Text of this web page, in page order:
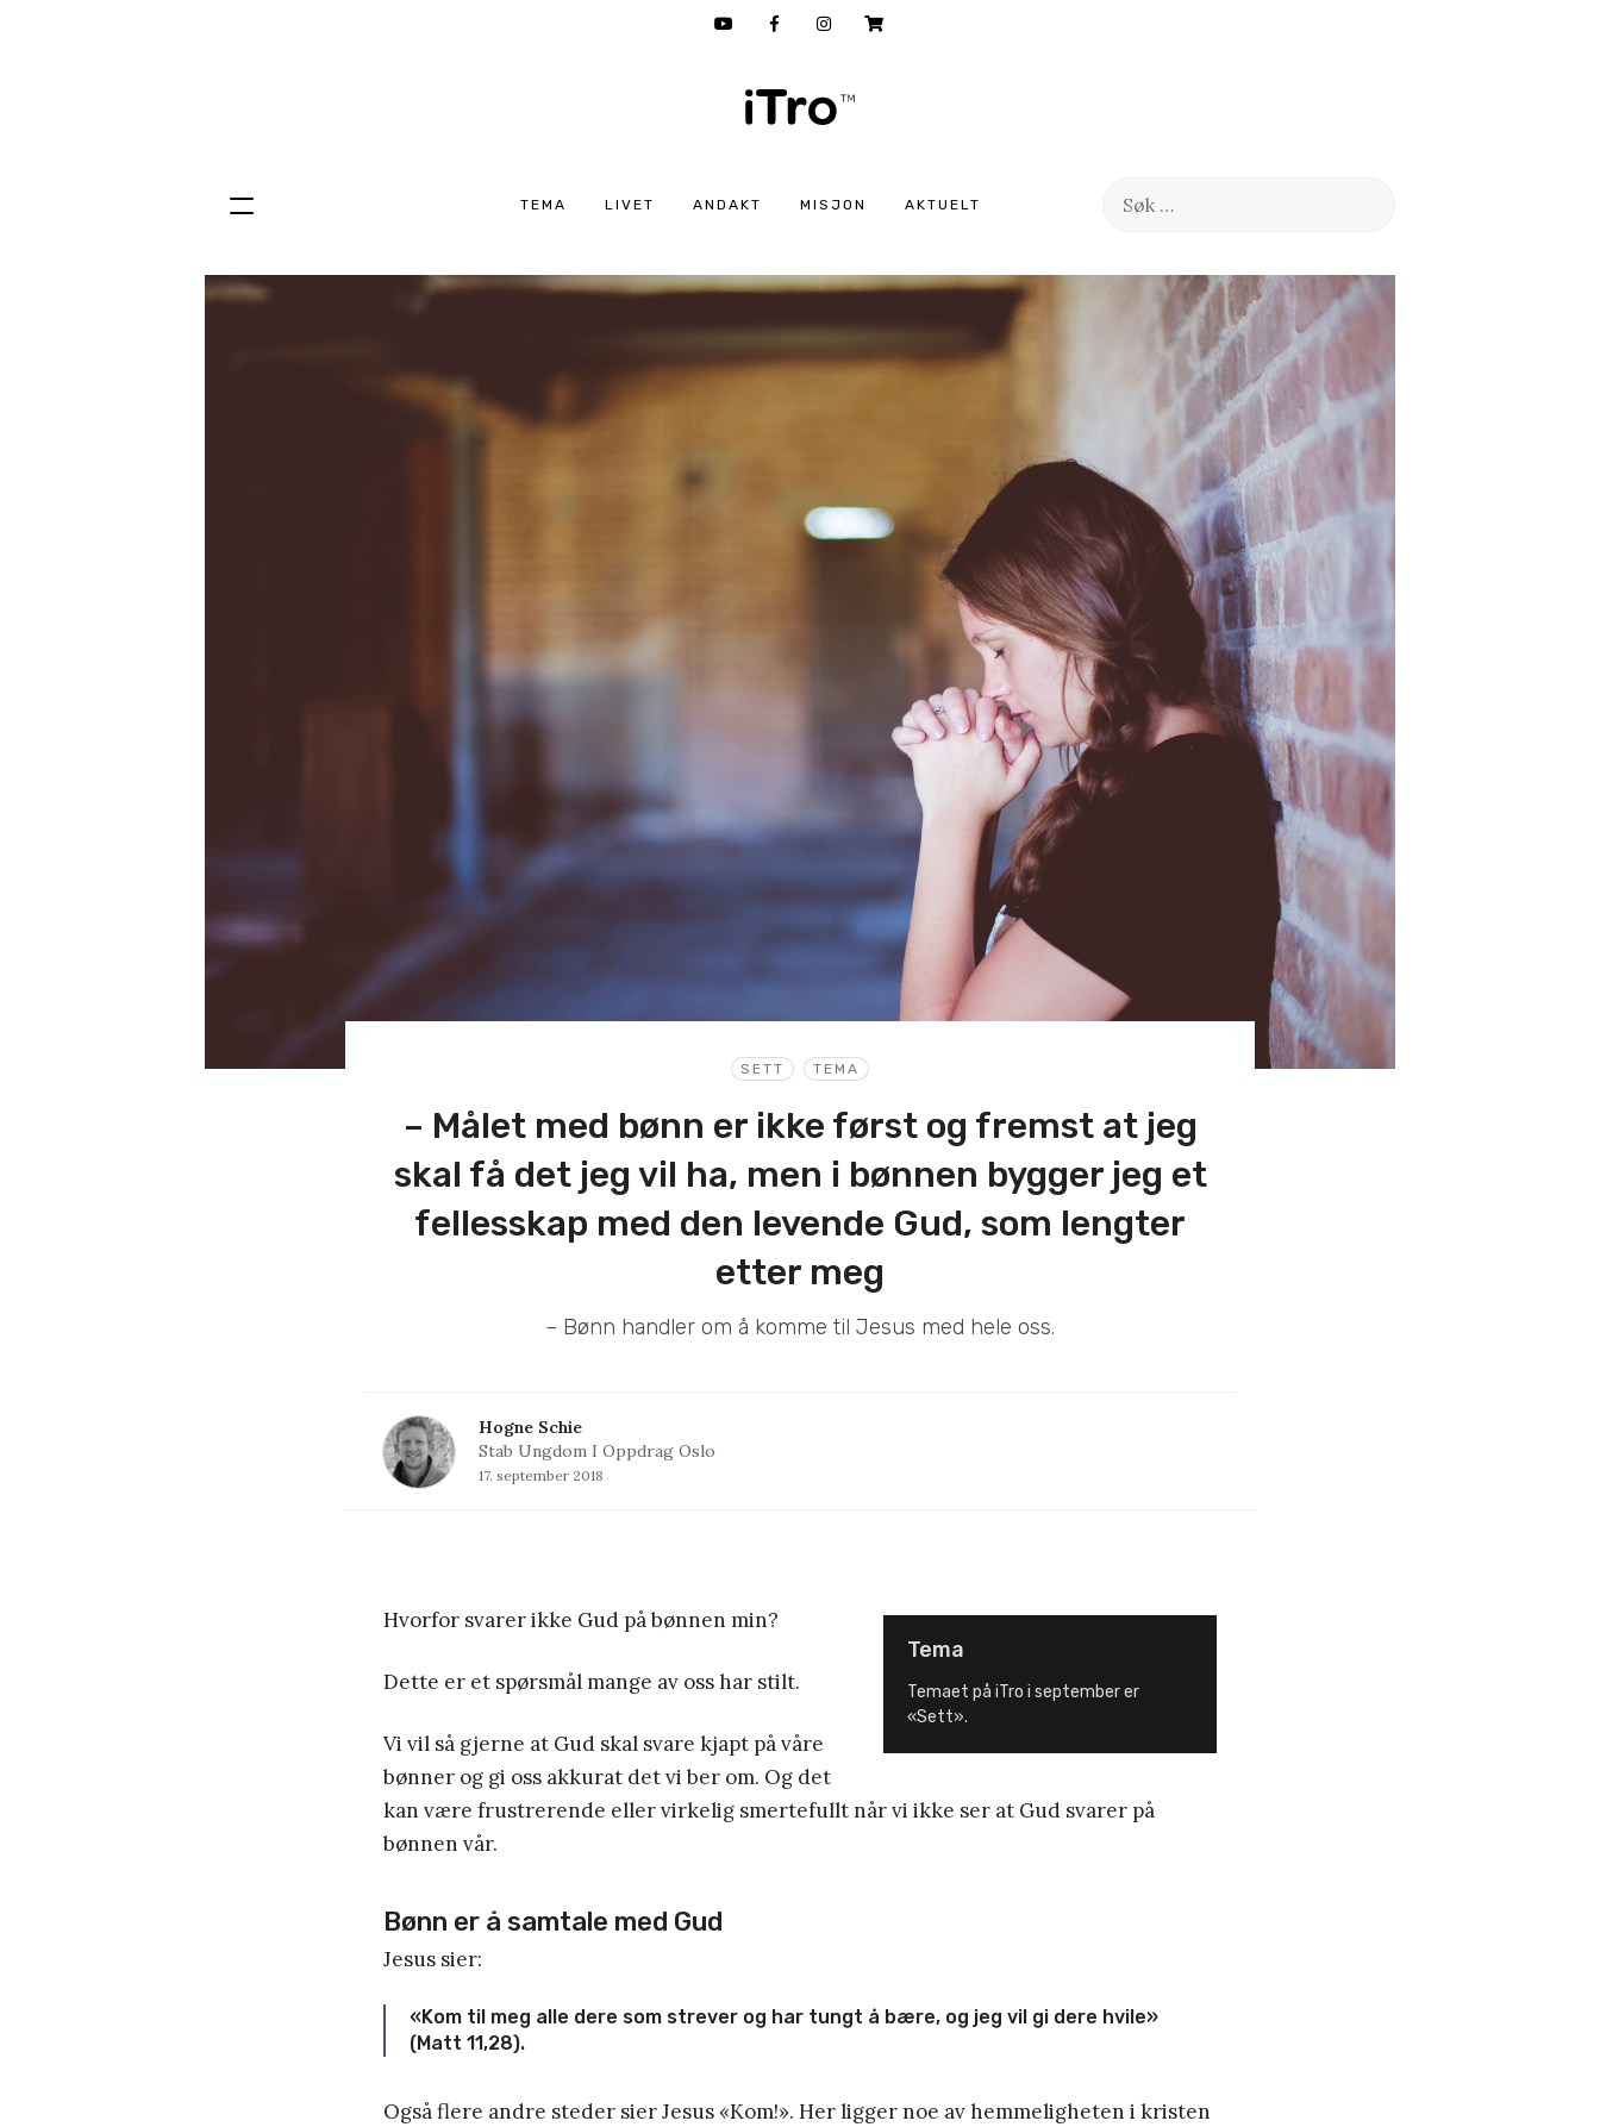
TEMA LIVET ANDAKT MISJON AKTUELT
Søk
Hopp
innhold
SETT TEMA
– Målet med bønn er ikke først og fremst at jeg
skal få det jeg vil ha, men i bønnen bygger jeg et
fellesskap med den levende Gud, som lengter
etter meg
– Bønn handler om å komme til Jesus med hele oss.
Hogne Schie
Stab Ungdom I Oppdrag Oslo
17. september 2018
Tema
Temaet på iTro i september er
«Sett».
Hvorfor svarer ikke Gud på bønnen min?
Dette er et spørsmål mange av oss har stilt.
Vi vil så gjerne at Gud skal svare kjapt på våre
bønner og gi oss akkurat det vi ber om. Og det
kan være frustrerende eller virkelig smertefullt når vi ikke ser at Gud svarer på
bønnen vår.
Bønn er å samtale med Gud
Jesus sier:
«Kom til meg alle dere som strever og har tungt å bære, og jeg vil gi dere hvile»
(Matt 11,28).
Også flere andre steder sier Jesus «Kom!». Her ligger noe av hemmeligheten i kristen